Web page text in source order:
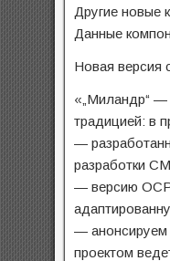
Другие новые
Данные
Новая версия
«„Миландр“ —
традицией: в
—
разработки
— версию
— анонсируем
проектом